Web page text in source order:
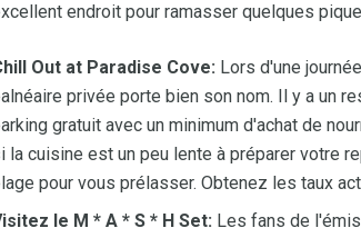
endroit pour ramasser quelques
Out at Paradise Cove: Lors d'une
privée porte bien son nom. Il y a un
gratuit avec un minimum d'achat de
la cuisine est un peu lente à préparer votre
pour vous prélasser. Obtenez les taux
le M * A * S * H ​​Set: Les fans de